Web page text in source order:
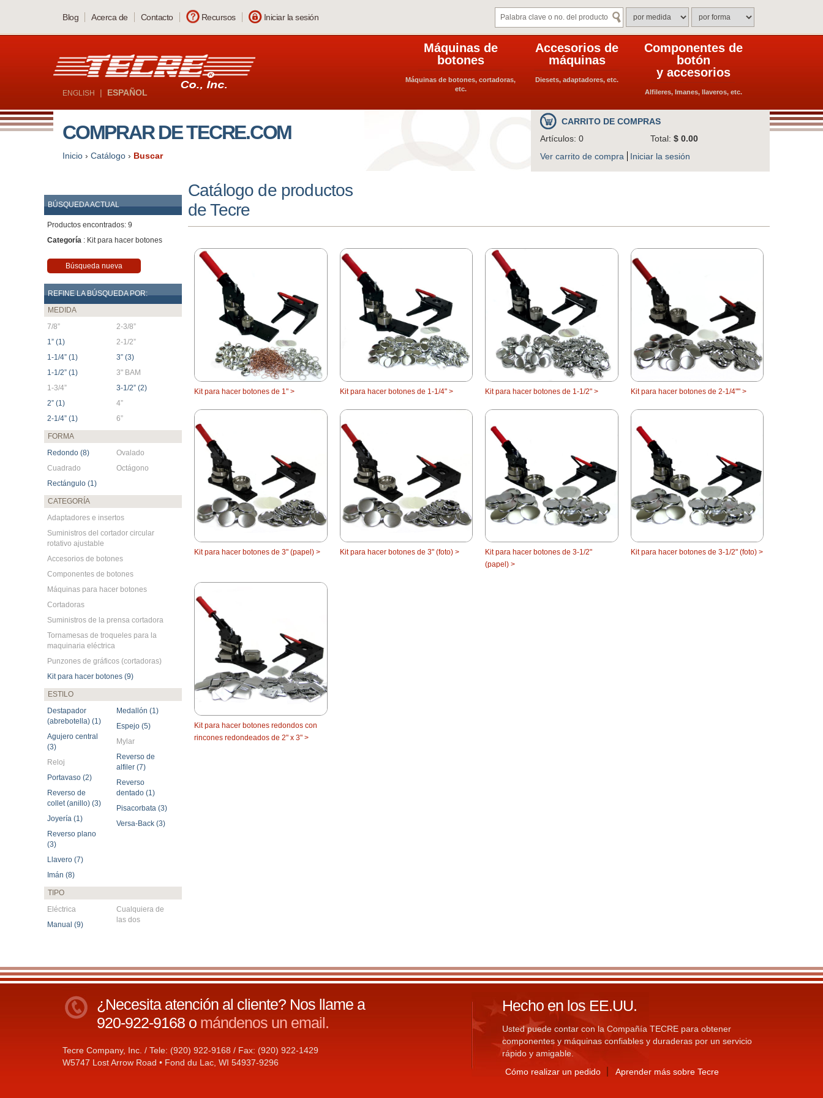
Blog Acerca de Contacto Recursos Iniciar la sesión
ENGLISH | ESPAÑOL
Máquinas de
botones
Máquinas de botones, cortadoras,
etc.
Accesorios de
máquinas
Diesets, adaptadores, etc.
Componentes de
botón
y accesorios
Alfileres, Imanes, llaveros, etc.
COMPRAR DE TECRE.COM
Inicio › Catálogo › Buscar
CARRITO DE COMPRAS
Artículos: 0
Total: $ 0.00
Ver carrito de compra
Iniciar la sesión
BÚSQUEDA ACTUAL
Productos encontrados: 9
Categoría : Kit para hacer botones
Búsqueda nueva
REFINE LA BÚSQUEDA POR:
MEDIDA
7/8”
1” (1)
1-1/4” (1)
1-1/2” (1)
1-3/4”
2” (1)
2-1/4” (1)
2-3/8”
2-1/2”
3” (3)
3" BAM
3-1/2” (2)
4”
6”
FORMA
Redondo (8)
Cuadrado
Rectángulo (1)
Ovalado
Octágono
CATEGORÍA
Adaptadores e insertos
Suministros del cortador circular
rotativo ajustable
Accesorios de botones
Componentes de botones
Máquinas para hacer botones
Cortadoras
Suministros de la prensa cortadora
Tornamesas de troqueles para la
maquinaria eléctrica
Punzones de gráficos (cortadoras)
Kit para hacer botones (9)
ESTILO
Destapador
(abrebotella) (1)
Agujero central
(3)
Reloj
Portavaso (2)
Reverso de
collet (anillo) (3)
Joyería (1)
Reverso plano
(3)
Llavero (7)
Imán (8)
Medallón (1)
Espejo (5)
Mylar
Reverso de
alfiler (7)
Reverso
dentado (1)
Pisacorbata (3)
Versa-Back (3)
TIPO
Eléctrica
Manual (9)
Cualquiera de
las dos
Catálogo de productos
de Tecre
Kit para hacer botones de 1" > Kit para hacer botones de 1-1/4" > Kit para hacer botones de 1-1/2" > Kit para hacer botones de 2-1/4"" >
Kit para hacer botones de 3" (papel) > Kit para hacer botones de 3" (foto) >
Kit para hacer botones de 3-1/2"
(papel) >
Kit para hacer botones de 3-1/2" (foto) >
Kit para hacer botones redondos con
rincones redondeados de 2" x 3" >
¿Necesita atención al cliente? Nos llame a
920-922-9168 o mándenos un email.
Tecre Company, Inc. / Tele: (920) 922-9168 / Fax: (920) 922-1429
W5747 Lost Arrow Road • Fond du Lac, WI 54937-9296
Hecho en los EE.UU.
Usted puede contar con la Compañía TECRE para obtener
componentes y máquinas confiables y duraderas por un servicio
rápido y amigable.
Cómo realizar un pedido
Aprender más sobre Tecre